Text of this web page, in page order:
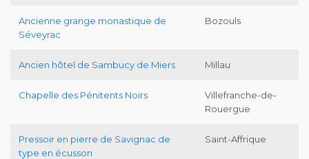
Ancienne grange monastique de
Séveyrac
Bozouls
Ancien hôtel de Sambucy de Miers Millau
Chapelle des Pénitents Noirs
Villefranche-de-
Rouergue
Pressoir en pierre de Savignac de
type en écusson
Saint-Affrique